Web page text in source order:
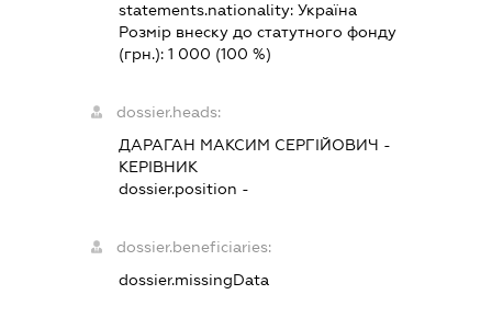
statements.nationality:Україна
Розмір внеску до статутного фонду
(грн.):1 000 (100 %)
dossier.heads:
ДАРАГАН МАКСИМ СЕРГІЙОВИЧ -
КЕРІВНИК
dossier.position -
dossier.beneficiaries:
dossier.missingData